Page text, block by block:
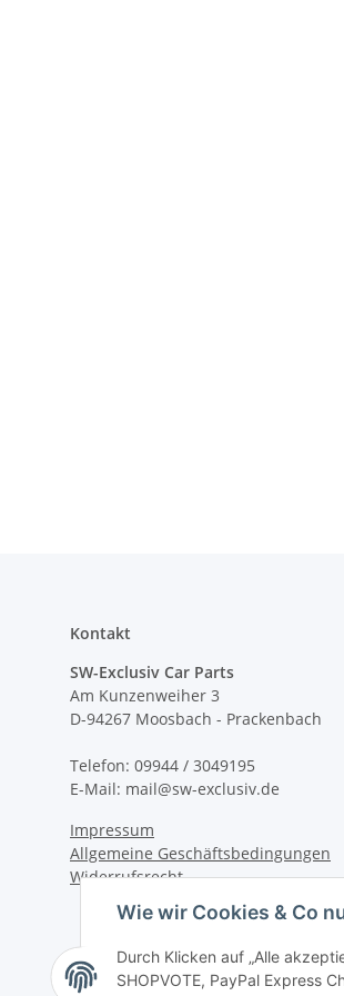
Wie wir Cookies & Co
Durch Klicken auf „Alle
SHOPVOTE, PayPal Express
Kontakt
SW-Exclusiv Car Parts
Am Kunzenweiher 3
D-94267 Moosbach - Prackenbach
Telefon: 09944 / 3049195
E-Mail: mail@sw-exclusiv.de
Impressum
Allgemeine Geschäftsbedingungen
Widerrufsrecht